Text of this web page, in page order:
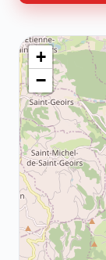
+
−